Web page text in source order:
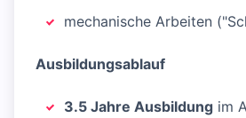
mechanische Arbeiten
Ausbildungsablauf
3.5 Jahre Ausbildung im